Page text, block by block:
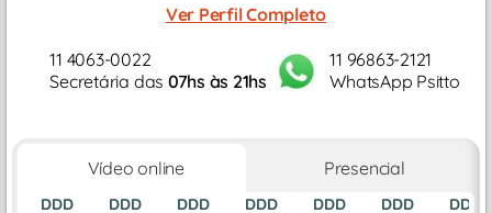
Ver Perfil Completo
11 4063-0022
Secretária das 07hs às 21hs
11 96863-2121
WhatsApp Psitto
Vídeo online Presencial
DDD
DDD
DDD
DDD
DDD
DDD
DDD